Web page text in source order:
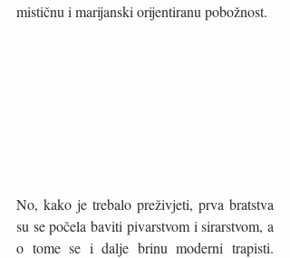
mističnu i marijanski orijentiranu pobožnost.
No, kako je trebalo preživjeti, prva bratstva
su se počela baviti pivarstvom i sirarstvom, a
o tome se i dalje brinu moderni trapisti.